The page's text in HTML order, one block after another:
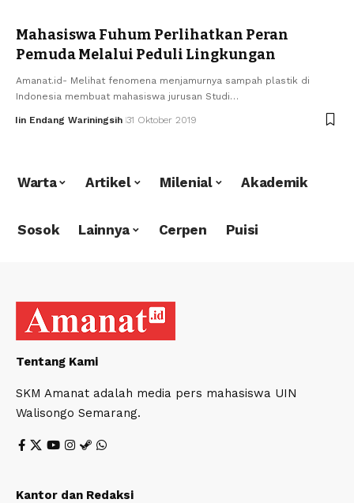
Mahasiswa Fuhum Perlihatkan Peran
Pemuda Melalui Peduli Lingkungan
Amanat.id- Melihat fenomena menjamurnya sampah plastik di
Indonesia membuat mahasiswa jurusan Studi…
Iin Endang Wariningsih 31 Oktober 2019
Warta Artikel Milenial Akademik
Sosok Lainnya Cerpen Puisi
Tentang Kami
SKM Amanat adalah media pers mahasiswa UIN
Walisongo Semarang.
Kantor dan Redaksi